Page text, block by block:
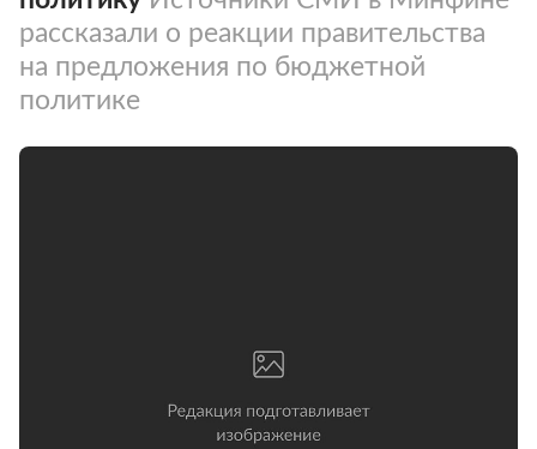
рассказали о реакции правительства
на предложения по бюджетной
политике